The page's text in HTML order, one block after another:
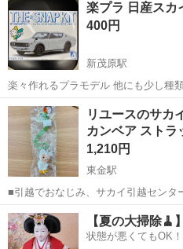
楽プラ 日産
400円
新茂原駅
楽々作れるプラモデル 他にも少し種類があります。 お問い合わせくだ
さい。
千葉 茂原市 模
リユースのサ
カンベア ストラ
1,210円
東金駅
■引越でおなじみ、サカイ引越センタ
オープン致しました。 リユースのサカイ東金店です！ ★住所：千葉県
東金市南上宿11-8 JR東金駅から徒歩15分です！ ただいまオープンキ
ャンペーン...
千葉 東金市 東金駅 模型、
【夏の大掃除🧹
状態が悪くてもOK